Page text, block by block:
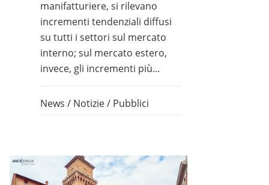
manifatturiere, si rilevano
incrementi tendenziali diffusi
su tutti i settori sul mercato
interno; sul mercato estero,
invece, gli incrementi più...
News / Notizie/ Pubblici